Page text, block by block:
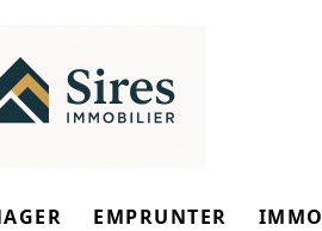
EMPRUNTER IMMO